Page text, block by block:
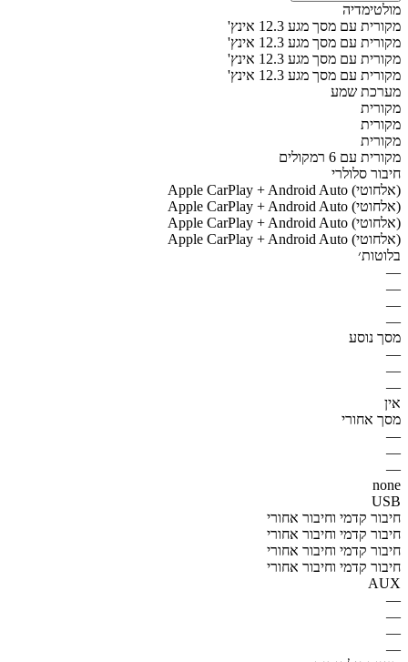
מולטימדיה
מקורית עם מסך מגע 12.3 אינץ'
מקורית עם מסך מגע 12.3 אינץ'
מקורית עם מסך מגע 12.3 אינץ'
מקורית עם מסך מגע 12.3 אינץ'
מערכת שמע
מקורית
מקורית
מקורית
מקורית עם 6 רמקולים
חיבור סלולרי
Apple CarPlay + Android Auto (אלחוטי)
Apple CarPlay + Android Auto (אלחוטי)
Apple CarPlay + Android Auto (אלחוטי)
Apple CarPlay + Android Auto (אלחוטי)
בלוטות׳
—
—
—
—
מסך נוסע
—
—
—
אין
מסך אחורי
—
—
—
none
USB
חיבור קדמי וחיבור אחורי
חיבור קדמי וחיבור אחורי
חיבור קדמי וחיבור אחורי
חיבור קדמי וחיבור אחורי
AUX
—
—
—
—